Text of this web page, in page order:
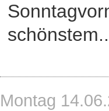
Montag